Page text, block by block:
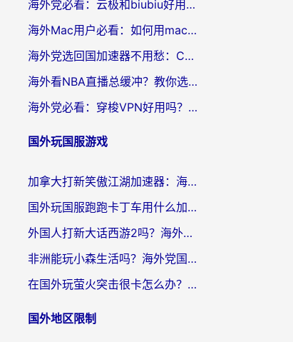
海外党必看：云极和biubiu好用吗？3步选对回国加速器，无缝刷国内剧玩手游
海外Mac用户必看：如何用mac vpn回国实现无缝刷国内剧玩国服？
海外党选回国加速器不用愁：ChickCN和SpeedCN好用吗？实测对比+避坑指南
海外看NBA直播总缓冲？教你选对回国加速器，无缝看球还能刷国内剧
海外党必看：穿梭VPN好用吗？和lightVPN对比哪个回国效果更好？附真实体验与选择指南
国外玩国服游戏
加拿大打新笑傲江湖加速器：海外党告别延迟卡顿的实用指南
国外玩国服跑跑卡丁车用什么加速器最好？2026真实玩家亲测避坑指南
外国人打新大话西游2吗？海外玩家畅玩国服游戏的终极加速器指南
非洲能玩小森生活吗？海外党国服游戏加速器终极指南（附阿根廷CF手游帕斯卡契约解决方案）
在国外玩萤火突击很卡怎么办？老玩家亲测有效的加速器选择指南
国外地区限制